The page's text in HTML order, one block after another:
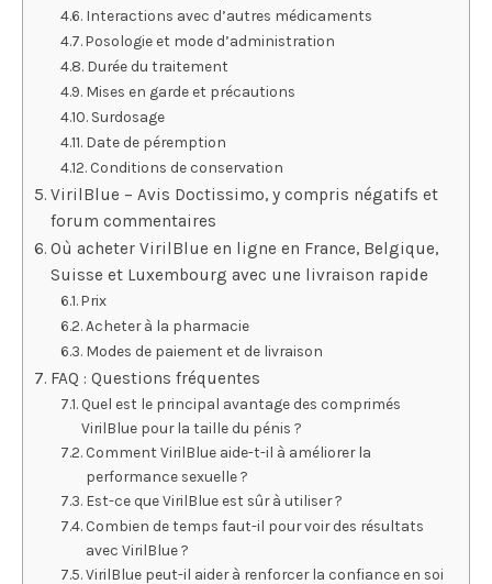
Interactions avec d’autres médicaments
Posologie et mode d’administration
Durée du traitement
Mises en garde et précautions
Surdosage
Date de péremption
Conditions de conservation
VirilBlue – Avis Doctissimo, y compris négatifs et
forum commentaires
Où acheter VirilBlue en ligne en France, Belgique,
Suisse et Luxembourg avec une livraison rapide
Prix
Acheter à la pharmacie
Modes de paiement et de livraison
FAQ : Questions fréquentes
Quel est le principal avantage des comprimés
VirilBlue pour la taille du pénis ?
Comment VirilBlue aide-t-il à améliorer la
performance sexuelle ?
Est-ce que VirilBlue est sûr à utiliser ?
Combien de temps faut-il pour voir des résultats
avec VirilBlue ?
VirilBlue peut-il aider à renforcer la confiance en soi